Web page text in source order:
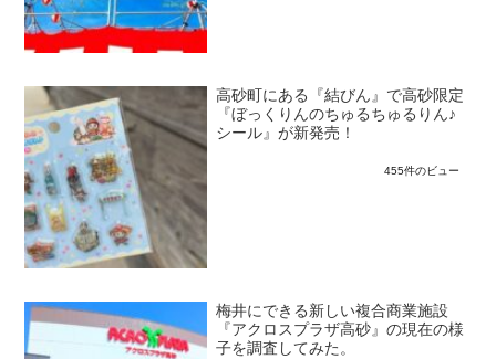
高砂町にある『結びん』で高砂限定
『ぼっくりんのちゅるちゅるりん♪
シール』が新発売！
455件のビュー
梅井にできる新しい複合商業施設
『アクロスプラザ高砂』の現在の様
子を調査してみた。